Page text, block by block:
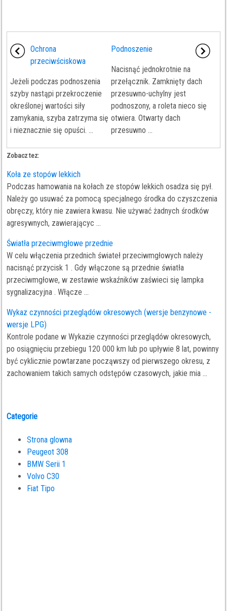
Ochrona
przeciwściskowa
Jeżeli podczas podnoszenia
szyby nastąpi przekroczenie
określonej wartości siły
zamykania, szyba zatrzyma się
i nieznacznie się opuści. ...
Podnoszenie
Nacisnąć jednokrotnie na
przełącznik. Zamknięty dach
przesuwno-uchylny jest
podnoszony, a roleta nieco się
otwiera. Otwarty dach
przesuwno ...
Zobacz tez:
Koła ze stopów lekkich
Podczas hamowania na kołach ze stopów lekkich osadza się pył.
Należy go usuwać za pomocą specjalnego środka do czyszczenia
obręczy, który nie zawiera kwasu. Nie używać żadnych środków
agresywnych, zawierającyc ...
Światła przeciwmgłowe przednie
W celu włączenia przednich świateł przeciwmgłowych należy
nacisnąć przycisk 1 . Gdy włączone są przednie światła
przeciwmgłowe, w zestawie wskaźników zaświeci się lampka
sygnalizacyjna . Włącze ...
Wykaz czynności przeglądów okresowych (wersje benzynowe -
wersje LPG)
Kontrole podane w Wykazie czynności przeglądów okresowych,
po osiągnięciu przebiegu 120 000 km lub po upływie 8 lat, powinny
być cyklicznie powtarzane począwszy od pierwszego okresu, z
zachowaniem takich samych odstępów czasowych, jakie mia ...
Categorie
Strona glowna
Peugeot 308
BMW Serii 1
Volvo C30
Fiat Tipo